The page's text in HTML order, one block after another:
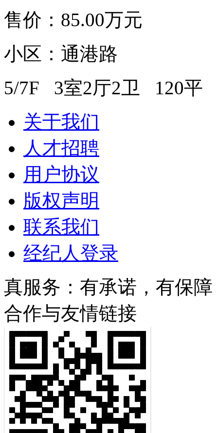
售价： 85.00万元
小区：通港路
5/7F 3室2厅2卫 120平
关于我们
人才招聘
用户协议
版权声明
联系我们
经纪人登录
真服务：有承诺，有保障
合作与友情链接